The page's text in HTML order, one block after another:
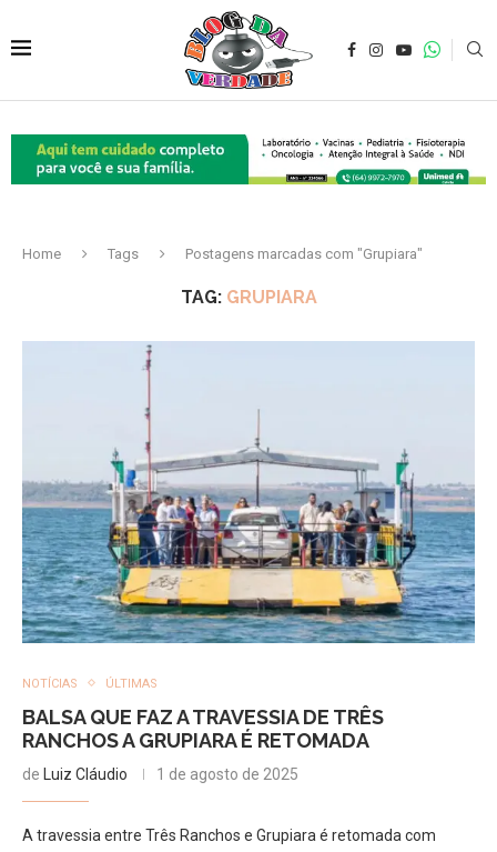
Home Tags Postagens marcadas com "Grupiara"
TAG: GRUPIARA
NOTÍCIAS ÚLTIMAS
BALSA QUE FAZ A TRAVESSIA DE TRÊS
RANCHOS A GRUPIARA É RETOMADA
de Luiz Cláudio 1 de agosto de 2025
A travessia entre Três Ranchos e Grupiara é retomada com